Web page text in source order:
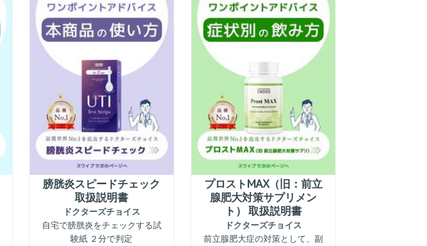
膀胱炎スピードチェック
取扱説明書
ドクターズチョイス
自宅で膀胱炎をチェックする試
験紙 ２分で判定
プロストMAX（旧：前立
腺肥大対策サプリメン
ト） 取扱説明書
ドクターズチョイス
前立腺肥大症の対策として、副